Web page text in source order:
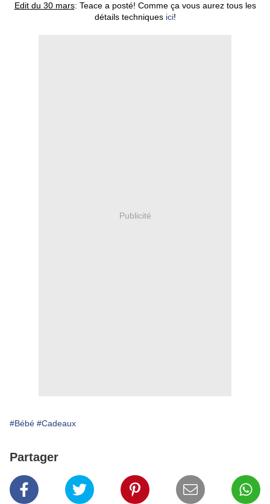
Edit du 30 mars: Teace a posté! Comme ça vous aurez tous les
détails techniques ici!
Publicité
#Bébé #Cadeaux
Partager